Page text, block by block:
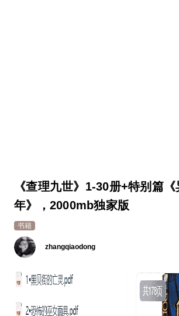
《查理九世》1-30册+特别篇
年》，2000mb独家版
书籍
zhangqiaodong